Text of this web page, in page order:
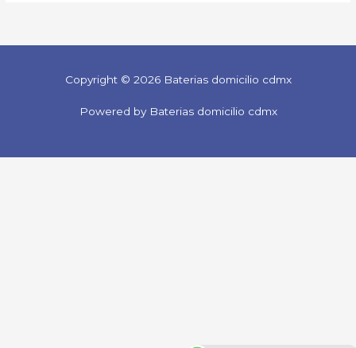
Copyright © 2026 Baterias domicilio cdmx
Powered by Baterias domicilio cdmx